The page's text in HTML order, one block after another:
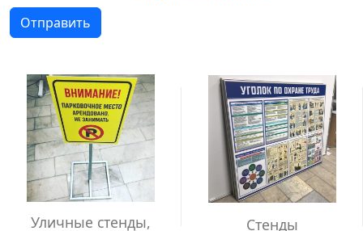
Отправить
Уличные стенды, Стенды